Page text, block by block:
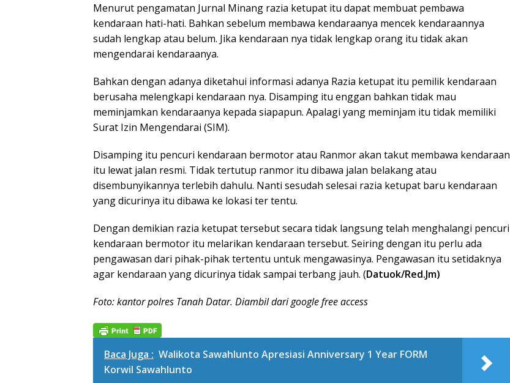
Menurut pengamatan Jurnal Minang razia ketupat itu dapat membuat pembawa
kendaraan hati-hati. Bahkan sebelum membawa kendaraanya mencek kendaraannya
sudah lengkap atau belum. Jika kendaraan nya tidak lengkap orang itu tidak akan
mengendarai kendaraanya.
Bahkan dengan adanya diketahui informasi adanya Razia ketupat itu pemilik kendaraan
berusaha melengkapi kendaraan nya. Disamping itu enggan bahkan tidak mau
meminjamkan kendaraanya kepada siapapun. Apalagi yang meminjam itu tidak memiliki
Surat Izin Mengendarai (SIM).
Disamping itu pencuri kendaraan bermotor atau Ranmor akan takut membawa kendaraan
itu lewat jalan resmi. Tidak tertutup ranmor itu dibawa jalan belakang atau
disembunyikannya terlebih dahulu. Nanti sesudah selesai razia ketupat baru kendaraan
yang dicurinya itu dibawa ke lokasi ter tentu.
Dengan demikian razia ketupat tersebut secara tidak langsung telah menghalangi pencuri
kendaraan bermotor itu melarikan kendaraan tersebut. Seiring dengan itu perlu ada
pengawasan dari pihak-pihak tertentu untuk mengawasinya. Pengawasan itu setidaknya
agar kendaraan yang dicurinya tidak sampai terbang jauh. (Datuok/Red.Jm)
Foto: kantor polres Tanah Datar. Diambil dari google free access
Baca Juga : Walikota Sawahlunto Apresiasi Anniversary 1 Year FORM
Korwil Sawahlunto